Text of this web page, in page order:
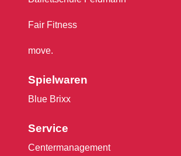
Fair Fitness
move.
Spielwaren
Blue Brixx
Service
Centermanagement